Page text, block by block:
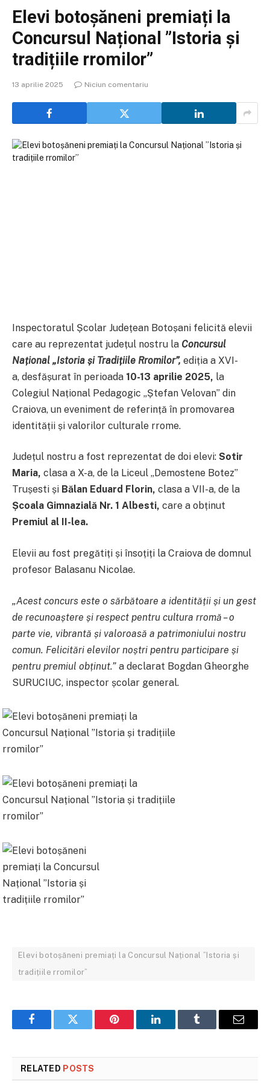
Elevi botoșăneni premiați la
Concursul Național ”Istoria și
tradițiile rromilor”
13 aprilie 2025 Niciun comentariu
Inspectoratul Școlar Județean Botoșani felicită elevii
care au reprezentat județul nostru la Concursul
Național „Istoria și Tradițiile Rromilor”, ediția a XVI-
a, desfășurat în perioada 10-13 aprilie 2025, la
Colegiul Național Pedagogic „Ștefan Velovan” din
Craiova, un eveniment de referință în promovarea
identității și valorilor culturale rrome.
Județul nostru a fost reprezentat de doi elevi: Sotir
Maria, clasa a X-a, de la Liceul „Demostene Botez”
Trușesti și Bălan Eduard Florin, clasa a VII-a, de la
Școala Gimnazială Nr. 1 Albesti, care a obținut
Premiul al II-lea.
Elevii au fost pregătiți și însoțiți la Craiova de domnul
profesor Balasanu Nicolae.
„Acest concurs este o sărbătoare a identității și un gest
de recunoaștere și respect pentru cultura rromă – o
parte vie, vibrantă și valoroasă a patrimoniului nostru
comun. Felicitări elevilor noștri pentru participare și
pentru premiul obținut.” a declarat Bogdan Gheorghe
SURUCIUC, inspector școlar general.
Elevi botoșăneni premiați la Concursul Național ”Istoria și
tradițiile rromilor”
FacebookTwitter Pinterest LinkedInTumblr Email
RELATED POSTS